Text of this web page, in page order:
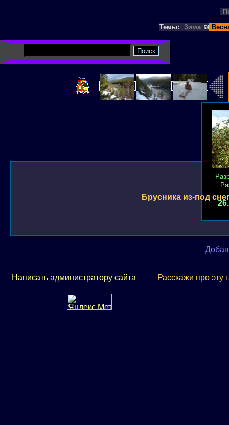
Темы:
Зима ₪
Брусника из-под
Написать администратору сайта Расскажи про эту